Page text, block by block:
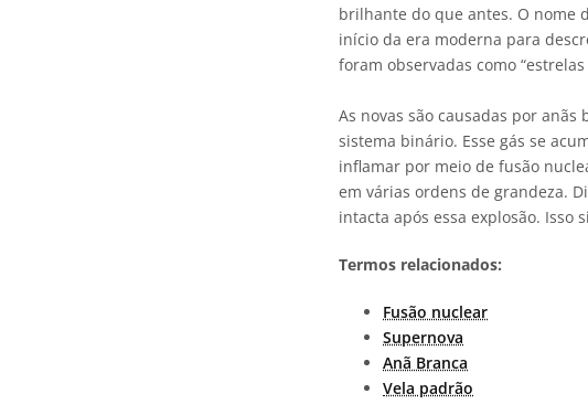
brilhante do que antes. O nome
início da era moderna para
foram observadas como
As novas são causadas por
sistema binário. Esse gás se
inflamar por meio de fusão
em várias ordens de grandeza.
intacta após essa explosão. Isso
Termos relacionados:
Fusão nuclear
Supernova
Anã Branca
Vela padrão